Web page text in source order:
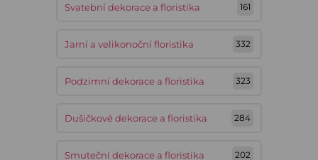
Svatební dekorace a floristika 161
Jarní a velikonoční floristika 332
Podzimní dekorace a floristika 323
Dušičkové dekorace a floristika 284
Smuteční dekorace a floristika 202